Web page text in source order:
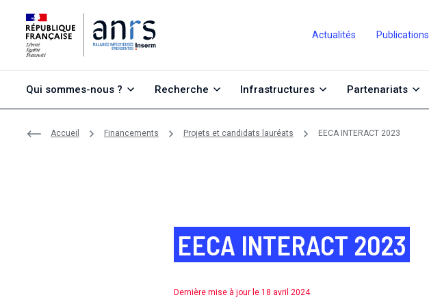
Actualités Publications
Qui sommes-nous ? Recherche Infrastructures Partenariats
Accueil Financements Projets et candidats lauréats EECA INTERACT 2023
EECA INTERACT 2023
Dernière mise à jour le 18 avril 2024